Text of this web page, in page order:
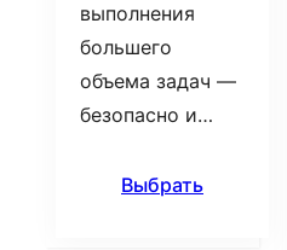
выполнения
большего
объема задач —
безопасно и…
Выбрать